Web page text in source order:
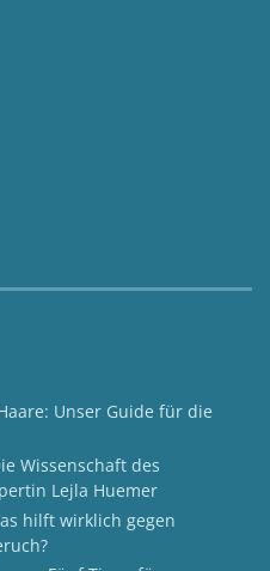
Unser Guide für die
Wissenschaft des
Lejla Huemer
hilft wirklich gegen